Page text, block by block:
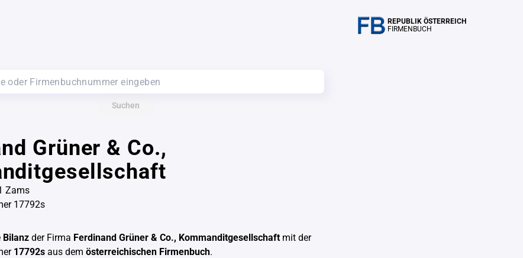
REPUBLIK ÖSTERREICH
FIRMENBUCH
Suchen
Grüner & Co.,
Zams
17792s
Bilanz der Firma Ferdinand Grüner & Co., Kommanditgesellschaftmit der
17792s aus dem österreichischen Firmenbuch.